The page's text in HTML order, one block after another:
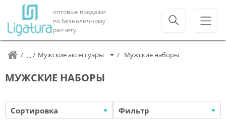
оптовые продажи
по безналичному
расчету
Мужские аксессуары Мужские наборы
МУЖСКИЕ НАБОРЫ
Сортировка Фильтр